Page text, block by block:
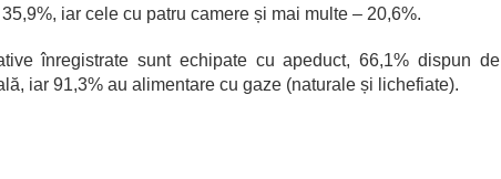
iar cele cu patru camere și mai multe – 20,6%.
înregistrate sunt echipate cu apeduct, 66,1% dispun de
iar 91,3% au alimentare cu gaze (naturale și lichefiate).